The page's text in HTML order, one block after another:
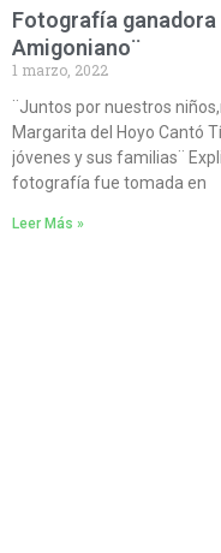
Fotografía ganadora
Amigoniano¨
1 marzo, 2022
¨Juntos por nuestros
Margarita del Hoyo Cantó
jóvenes y sus familias¨
fotografía fue tomada en
Leer Más »